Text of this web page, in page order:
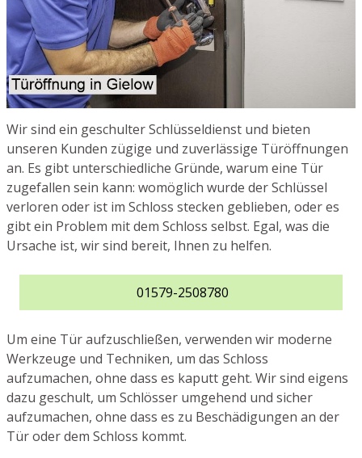
Wir sind ein geschulter Schlüsseldienst und bieten
unseren Kunden zügige und zuverlässige Türöffnungen
an. Es gibt unterschiedliche Gründe, warum eine Tür
zugefallen sein kann: womöglich wurde der Schlüssel
verloren oder ist im Schloss stecken geblieben, oder es
gibt ein Problem mit dem Schloss selbst. Egal, was die
Ursache ist, wir sind bereit, Ihnen zu helfen.
01579-2508780
Um eine Tür aufzuschließen, verwenden wir moderne
Werkzeuge und Techniken, um das Schloss
aufzumachen, ohne dass es kaputt geht. Wir sind eigens
dazu geschult, um Schlösser umgehend und sicher
aufzumachen, ohne dass es zu Beschädigungen an der
Tür oder dem Schloss kommt.